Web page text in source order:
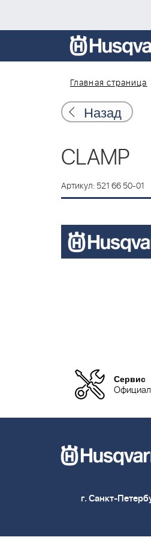
Главная страница
Назад
CLAMP
Артикул: 521 66 50-01
Сервис
г. Санкт-